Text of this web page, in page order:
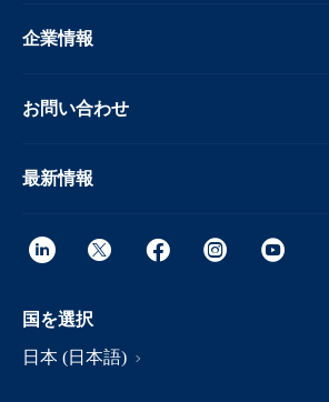
企業情報
お問い合わせ
最新情報
国を選択
日本 (日本語)